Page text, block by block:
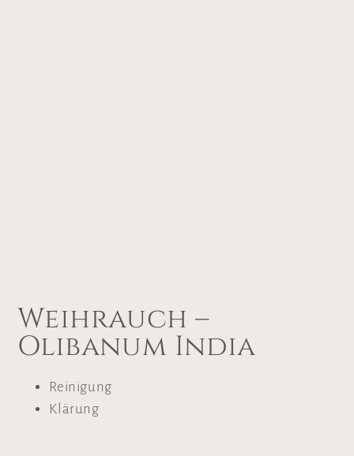
Weihrauch –
Olibanum India
Reinigung
Klärung